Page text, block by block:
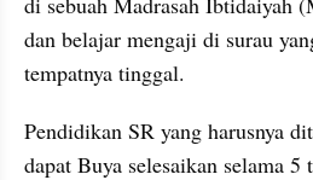
dan belajar mengaji di surau
tempatnya tinggal.
Pendidikan SR yang harusnya
dapat Buya selesaikan selama